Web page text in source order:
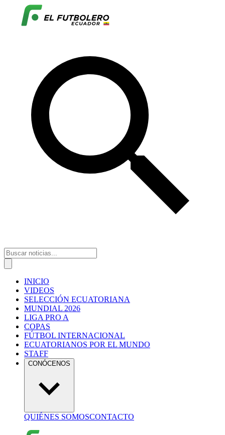
INICIO
VIDEOS
SELECCIÓN ECUATORIANA
MUNDIAL 2026
LIGA PRO A
COPAS
FÚTBOL INTERNACIONAL
ECUATORIANOS POR EL MUNDO
STAFF
CONÓCENOS
QUIÉNES SOMOSCONTACTO